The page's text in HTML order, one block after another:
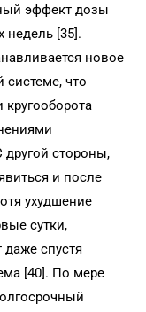
эффект дозы
недель [35].
новое
что
другой стороны,
и после
ухудшение
сутки,
спустя
[40]. По мере